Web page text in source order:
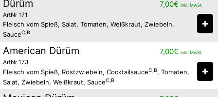
Dürüm
ArtNr 171
7,00€ inkl. MwSt.
Fleisch vom Spieß, Salat, Tomaten, Weißkraut, Zwiebeln,
SauceC,B
✚
American Dürüm
ArtNr 173
7,00€ inkl. MwSt.
Fleisch vom Spieß, Röstzwiebeln, CocktailsauceC,B, Tomaten,
Salat, Zwiebeln, Weißkraut, SauceC,B
✚